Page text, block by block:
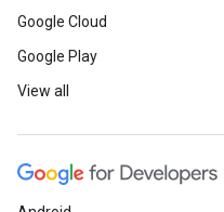
Google Cloud
Google Play
View all